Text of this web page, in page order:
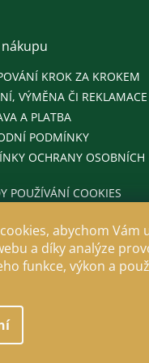
abychom
a díky analýze
funkce, výkon a
KROK ZA KROKEM
VÝMĚNA ČI REKLAMACE
A PLATBA
PODMÍNKY
OCHRANY OSOBNÍCH
POUŽÍVÁNÍ COOKIES